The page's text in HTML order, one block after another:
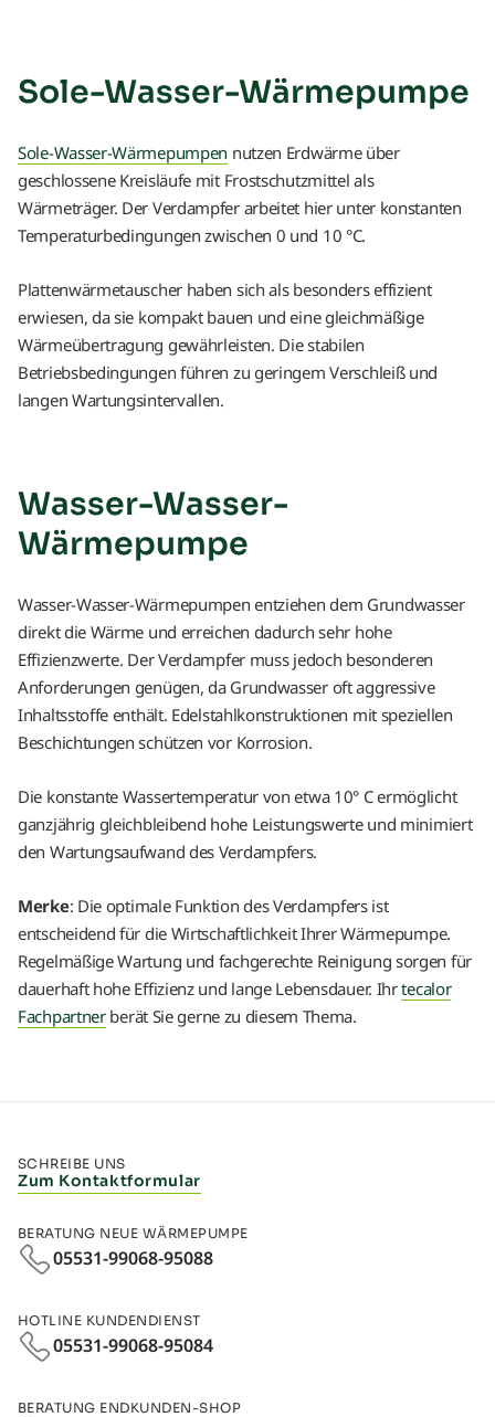
Sole-Wasser-Wärmepumpe
Sole-Wasser-Wärmepumpen nutzen Erdwärme über
geschlossene Kreisläufe mit Frostschutzmittel als
Wärmeträger. Der Verdampfer arbeitet hier unter konstanten
Temperaturbedingungen zwischen 0 und 10 °C.
Plattenwärmetauscher haben sich als besonders effizient
erwiesen, da sie kompakt bauen und eine gleichmäßige
Wärmeübertragung gewährleisten. Die stabilen
Betriebsbedingungen führen zu geringem Verschleiß und
langen Wartungsintervallen.
Wasser-Wasser-
Wärmepumpe
Wasser-Wasser-Wärmepumpen entziehen dem Grundwasser
direkt die Wärme und erreichen dadurch sehr hohe
Effizienzwerte. Der Verdampfer muss jedoch besonderen
Anforderungen genügen, da Grundwasser oft aggressive
Inhaltsstoffe enthält. Edelstahlkonstruktionen mit speziellen
Beschichtungen schützen vor Korrosion.
Die konstante Wassertemperatur von etwa 10° C ermöglicht
ganzjährig gleichbleibend hohe Leistungswerte und minimiert
den Wartungsaufwand des Verdampfers.
Merke: Die optimale Funktion des Verdampfers ist
entscheidend für die Wirtschaftlichkeit Ihrer Wärmepumpe.
Regelmäßige Wartung und fachgerechte Reinigung sorgen für
dauerhaft hohe Effizienz und lange Lebensdauer. Ihrtecalor
Fachpartnerberät Sie gerne zu diesem Thema.
SCHREIBE UNS
Zum Kontaktformular
BERATUNG NEUE WÄRMEPUMPE
05531-99068-95088
HOTLINE KUNDENDIENST
05531-99068-95084
BERATUNG ENDKUNDEN-SHOP